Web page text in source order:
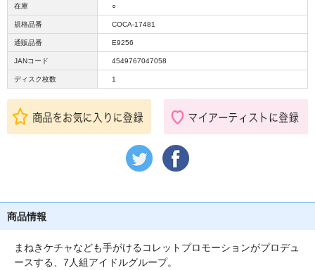
在庫 ○
規格品番 COCA-17481
通販品番 E9256
JANコード 4549767047058
ディスク枚数 1
商品情報
まねきケチャなども手がけるコレットプロモーションがプロデュ
ースする、7人組アイドルグループ。